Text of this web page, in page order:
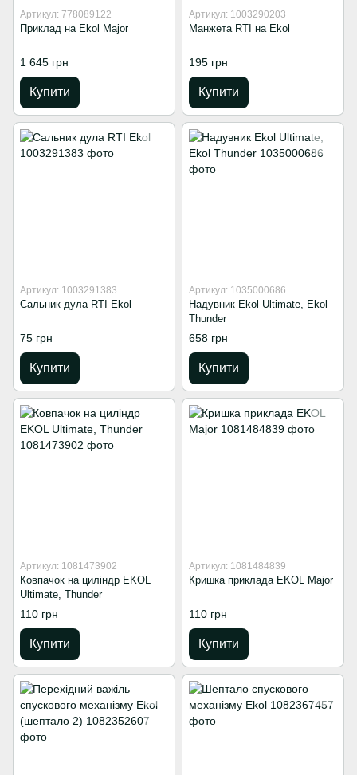
Артикул: 778089122
Приклад на Ekol Major
1 645 грн
Купити
Артикул: 1003290203
Манжета RTI на Ekol
195 грн
Купити
Артикул: 1003291383
Сальник дула RTI Ekol
75 грн
Купити
Артикул: 1035000686
Надувник Ekol Ultimate, Ekol
Thunder
658 грн
Купити
Артикул: 1081473902
Ковпачок на циліндр EKOL
Ultimate, Thunder
110 грн
Купити
Артикул: 1081484839
Кришка приклада EKOL Major
110 грн
Купити